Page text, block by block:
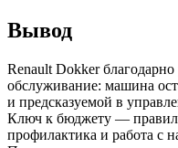
Вывод
Renault Dokker
обслуживание: машина
и предсказуемой в
Ключ к бюджету —
профилактика и работа с